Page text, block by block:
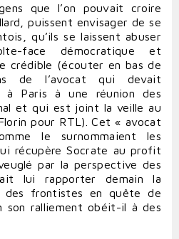
que l’on pouvait croire
puissent envisager de se
qu’ils se laissent abuser
face démocratique et
crédible (écouter en bas de
de l’avocat qui devait
Paris à une réunion des
et qui est joint la veille au
pour RTL). Cet « avocat
le surnommaient les
récupère Socrate au profit
par la perspective des
lui rapporter demain la
des frontistes en quête de
son ralliement obéit-il à des